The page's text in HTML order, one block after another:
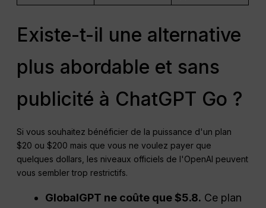
Existe-t-il une alternative
plus abordable et sans
publicité à ChatGPT Go ?
Si vous souhaitez bénéficier de la puissance d'un plan
$20 ou $200 mais que vous ne voulez payer que
quelques dollars, les niveaux officiels de l'OpenAI peuvent
vous sembler trop restrictifs.
GlobalGPT ne coûte que $5.8. Ce plan